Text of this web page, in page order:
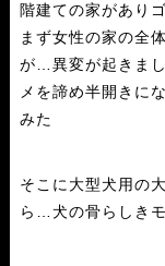
階建ての家があり
まず女性の家の全
が…異変が起きま
メを諦め半開きに
みた
そこに大型犬用の
ら…犬の骨らしき